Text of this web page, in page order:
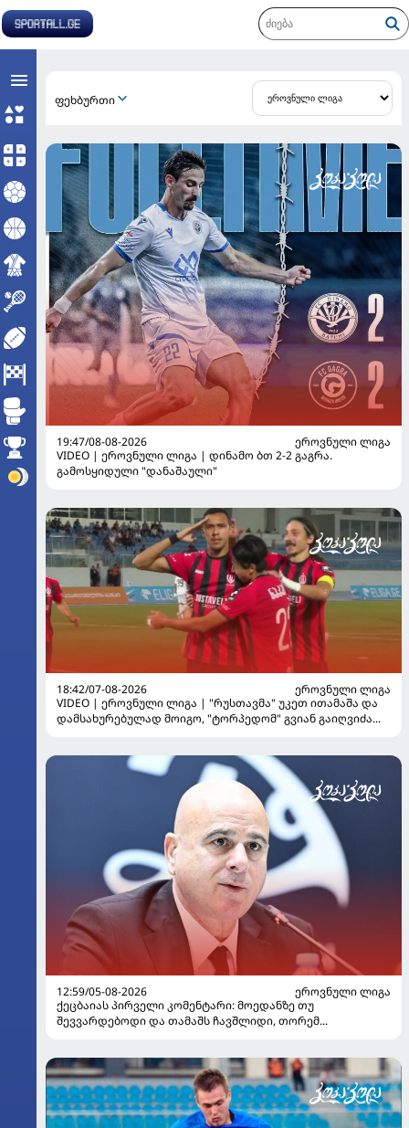
ᲤᲔᲮᲑᲣᲠᲗᲘ
19:47/08-08-2026
ᲔᲠᲝᲕᲜᲣᲚᲘ ᲚᲘᲒᲐ
VIDEO | ეროვნული ლიგა | დინამო ბთ 2-2 გაგრა.
გამოსყიდული "დანაშაული"
18:42/07-08-2026
ᲔᲠᲝᲕᲜᲣᲚᲘ ᲚᲘᲒᲐ
VIDEO | ეროვნული ლიგა | "რუსთავმა" უკეთ ითამაშა და
დამსახურებულად მოიგო, "ტორპედომ" გვიან გაიღვიძა...
12:59/05-08-2026
ᲔᲠᲝᲕᲜᲣᲚᲘ ᲚᲘᲒᲐ
ქეცბაიას პირველი კომენტარი: მოედანზე თუ
შევვარდებოდი და თამაშს ჩავშლიდი, თორემ...